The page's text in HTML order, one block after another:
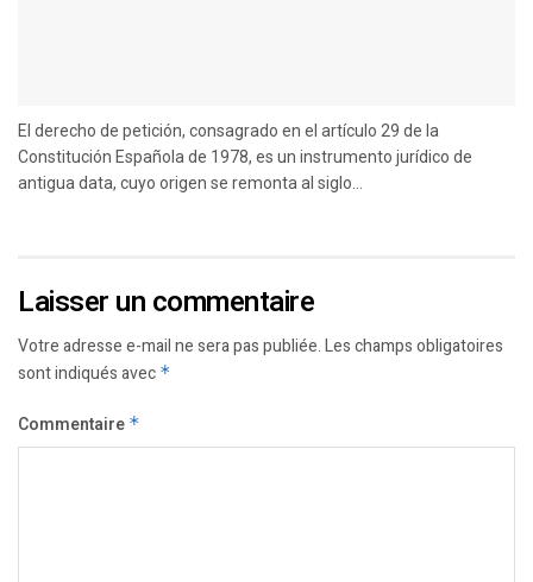
El derecho de petición, consagrado en el artículo 29 de la
Constitución Española de 1978, es un instrumento jurídico de
antigua data, cuyo origen se remonta al siglo...
Laisser un commentaire
Votre adresse e-mail ne sera pas publiée.Les champs obligatoires
sont indiqués avec *
Commentaire *